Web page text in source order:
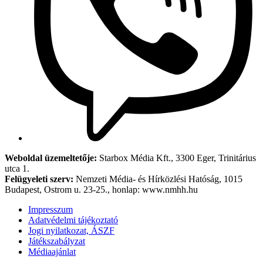
Weboldal üzemeltetője: Starbox Média Kft., 3300 Eger, Trinitárius
utca 1.
Felügyeleti szerv: Nemzeti Média- és Hírközlési Hatóság, 1015
Budapest, Ostrom u. 23-25., honlap: www.nmhh.hu
Impresszum
Adatvédelmi tájékoztató
Jogi nyilatkozat, ÁSZF
Játékszabályzat
Médiaajánlat